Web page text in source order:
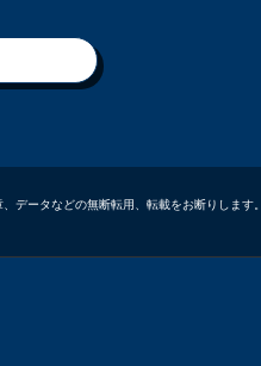
データなどの無断転用、転載をお断りします。